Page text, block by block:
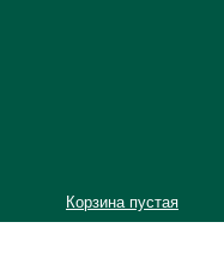
Корзина пустая